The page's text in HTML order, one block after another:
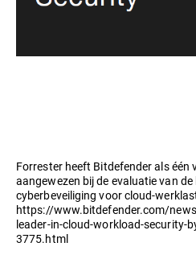
Forrester heeft Bitdefender als één
aangewezen bij de evaluatie van
cyberbeveiliging voor cloud-
https://www.bitdefender.com/
leader-in-cloud-workload-security-
3775.html